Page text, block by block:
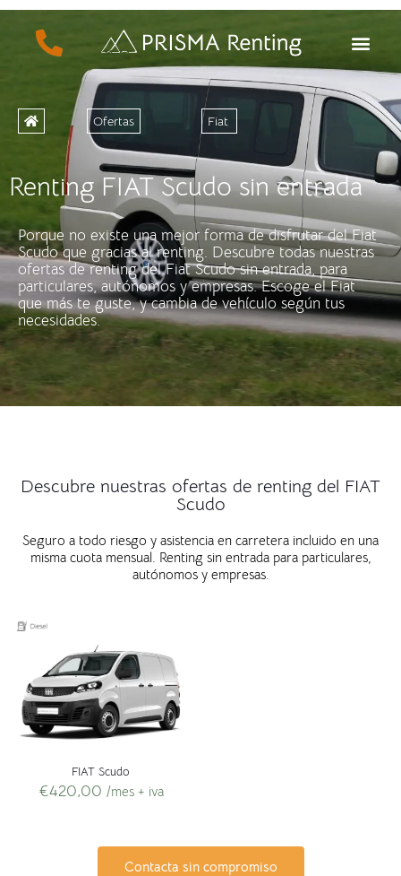
Ofertas Fiat
Renting FIAT Scudo sin entrada
Porque no existe una mejor forma de disfrutar del Fiat
Scudo que gracias al renting. Descubre todas nuestras
ofertas de renting del Fiat Scudo sin entrada, para
particulares, autónomos y empresas. Escoge el Fiat
que más te guste, y cambia de vehículo según tus
necesidades.
Descubre nuestras ofertas de renting del FIAT
Scudo
Seguro a todo riesgo y asistencia en carretera incluido en una
misma cuota mensual. Renting sin entrada para particulares,
autónomos y empresas.
FIAT Scudo
€420,00 /mes + iva
Contacta sin compromiso